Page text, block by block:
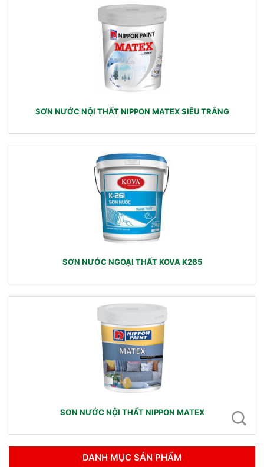
SƠN NƯỚC NỘI THẤT NIPPON MATEX SIÊU TRẮNG
SƠN NƯỚC NGOẠI THẤT KOVA K265
SƠN NƯỚC NỘI THẤT NIPPON MATEX
DANH MỤC SẢN PHẨM